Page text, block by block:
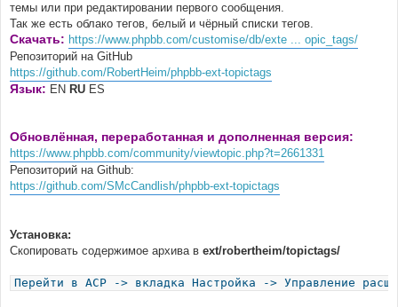
темы или при редактировании первого сообщения.
Так же есть облако тегов, белый и чёрный списки тегов.
Скачать: https://www.phpbb.com/customise/db/exte ... opic_tags/
Репозиторий на GitHub
https://github.com/RobertHeim/phpbb-ext-topictags
Язык: EN RU ES
Обновлённая, переработанная и дополненная версия:
https://www.phpbb.com/community/viewtopic.php?t=2661331
Репозиторий на Github:
https://github.com/SMcCandlish/phpbb-ext-topictags
Установка:
Скопировать содержимое архива в ext/robertheim/topictags/
Перейти в ACP -> вкладка Настройка -> Управление